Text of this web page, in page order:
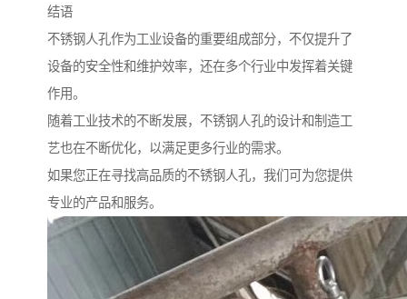
结语
不锈钢人孔作为工业设备的重要组成部分，不仅提升了
设备的安全性和维护效率，还在多个行业中发挥着关键
作用。
随着工业技术的不断发展，不锈钢人孔的设计和制造工
艺也在不断优化，以满足更多行业的需求。
如果您正在寻找高品质的不锈钢人孔，我们可为您提供
专业的产品和服务。